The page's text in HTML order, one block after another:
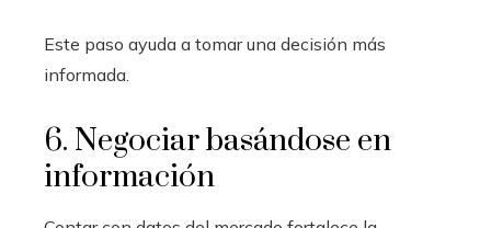
Este paso ayuda a tomar una decisión más
informada.
6. Negociar basándose en
información